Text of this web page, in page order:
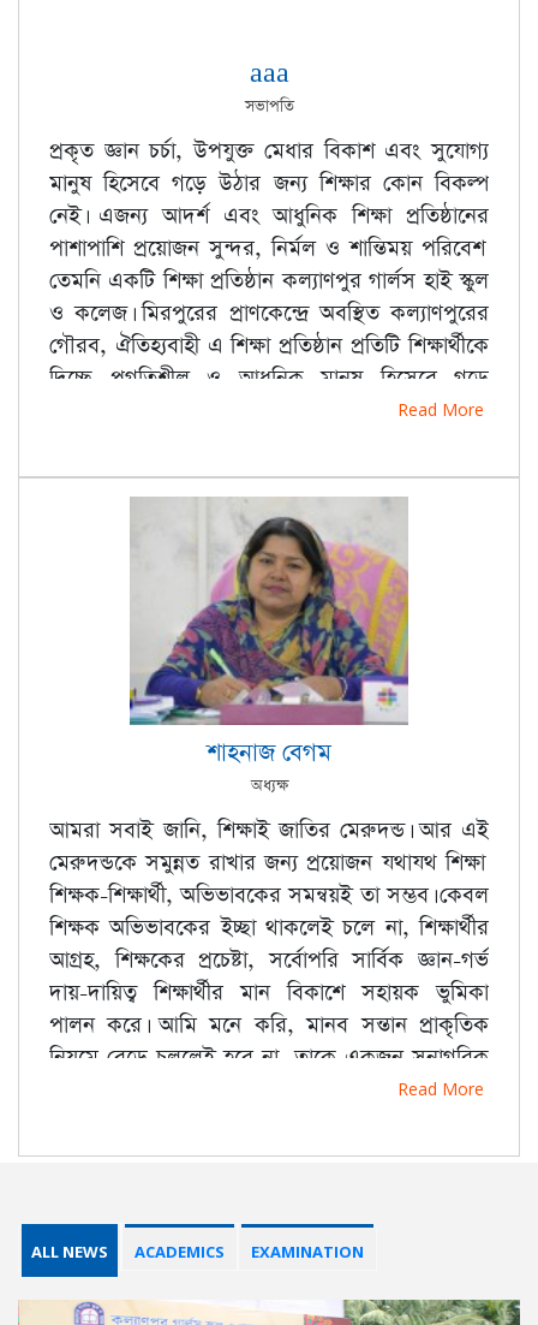
aaa
সভাপতি
প্রকৃত জ্ঞান চর্চা, উপযুক্ত মেধার বিকাশ এবং সুযোগ্য
মানুষ হিসেবে গড়ে উঠার জন্য শিক্ষার কোন বিকল্প
নেই। এজন্য আদর্শ এবং আধুনিক শিক্ষা প্রতিষ্ঠানের
পাশাপাশি প্রয়োজন সুন্দর, নির্মল ও শান্তিময় পরিবেশ।
তেমনি একটি শিক্ষা প্রতিষ্ঠান কল্যাণপুর গার্লস হাই স্কুল
ও কলেজ। মিরপুরের প্রাণকেন্দ্রে অবস্থিত কল্যাণপুরের
গৌরব, ঐতিহ্যবাহী এ শিক্ষা প্রতিষ্ঠান প্রতিটি শিক্ষার্থীকে
দিচ্ছে প্রগতিশীল ও আধুনিক মানুষ হিসেবে গড়ে
তোলার প্রতিশ্রুতি। অভিজ্ঞ শিক্ষকমন্ডলী দ্বারা পরিচালিত
Read More
শাহনাজ বেগম
অধ্যক্ষ
আমরা সবাই জানি, শিক্ষাই জাতির মেরুদন্ড। আর এই
মেরুদন্ডকে সমুন্নত রাখার জন্য প্রয়োজন যথাযথ শিক্ষা।
শিক্ষক-শিক্ষার্থী, অভিভাবকের সমন্বয়ই তা সম্ভব। কেবল
শিক্ষক অভিভাবকের ইচ্ছা থাকলেই চলে না, শিক্ষার্থীর
আগ্রহ, শিক্ষকের প্রচেষ্টা, সর্বোপরি সার্বিক জ্ঞান-গর্ভ
দায়-দায়িত্ব শিক্ষার্থীর মান বিকাশে সহায়ক ভুমিকা
পালন করে। আমি মনে করি, মানব সন্তান প্রাকৃতিক
নিয়মে বেড়ে চললেই হবে না, তাকে একজন সুনাগরিক
হয়ে রাষ্ট্রে বসবাস করতে হবে। আর এই সুনাগরিক হয়ে
প্রাতিষ্ঠানিক রূপরেখা ও কাঠামো গঠনের দায়-দায়িত্ব
এবং শিক্ষকদের ধ্যান-ধারণা বাধাগ্রস্থ হয় যদি সম্মানিত
অভিভাবকগণ অতিমাত্রায় তাদের সন্তান/পোষ্যদের প্রতি
স্নেহ পরায়ণ হয়ে পড়েন। তখন দুর্বল/পিছিয়ে পড়া
শিক্ষার্থীদের গড়ে তোলা কিংবা শাসন করা শিক্ষক/
Read More
ALL NEWS ACADEMICS EXAMINATION